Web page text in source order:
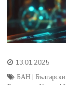
13.01.2025
БАН |